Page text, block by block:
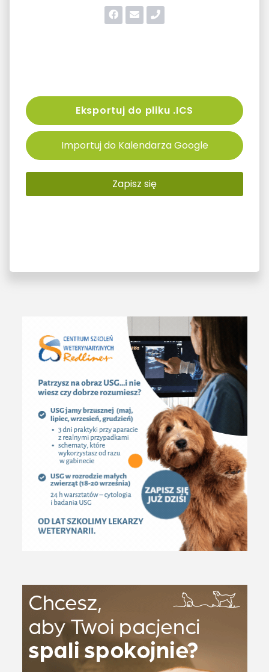
Eksportuj do pliku .ICS
Importuj do Kalendarza Google
Zapisz się